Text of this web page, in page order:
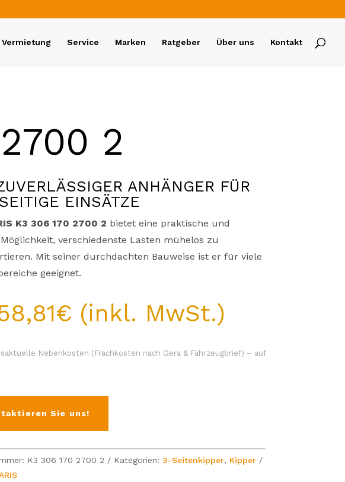
Vermietung Service Marken Ratgeber Über uns Kontakt
2
ANHÄNGER FÜR
EINSÄTZE
K3 306 170 2700 2 bietet eine praktische und
verschiedenste Lasten mühelos zu
Mit seiner durchdachten Bauweise ist er für viele
geeignet.
€ (inkl. MwSt.)
Nebenkosten (Frachkosten nach Gera & Fahrzeugbrief) – auf
Sie uns!
K3 306 170 2700 2 Kategorien: 3-Seitenkipper, Kipper